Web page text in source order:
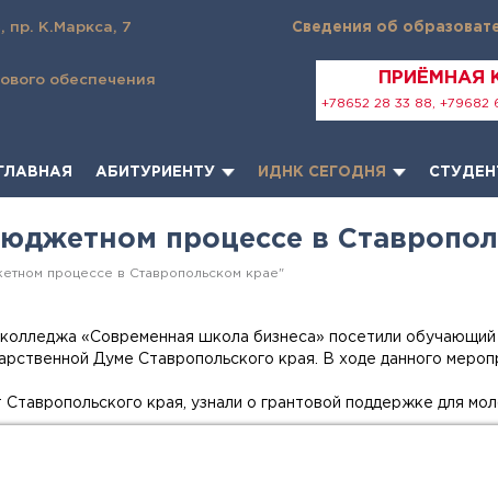
пр. К.Маркса, 7
обеспечения
Сведения об
ПРИЁМНАЯ
+78652 28 33 88, +79682
ГЛАВНАЯ АБИТУРИЕНТУ ИДНК СЕГОДНЯ
процессе в
процессе в Ставропольском крае"
«Современная школа бизнеса» посетили
Думе Ставропольского края. В ходе данного
края, узнали о грантовой поддержке для